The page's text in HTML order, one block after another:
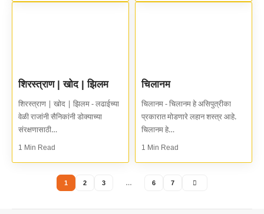
शिरस्त्राण | खोद | झिलम
शिरस्त्राण | खोद | झिलम - लढाईच्या
वेळी राजांनी सैनिकांनी डोक्याच्या
संरक्षणासाठी…
1 Min Read
चिलानम
चिलानम - चिलानम हे असिपुत्रीका
प्रकारात मोडणारे लहान शस्त्र आहे.
चिलानम हे…
1 Min Read
1 2 3 … 6 7